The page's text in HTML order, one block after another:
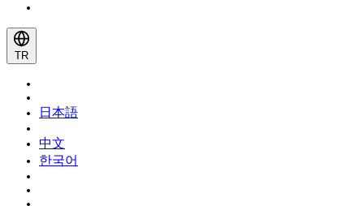
TR
日本語
中文
한국어